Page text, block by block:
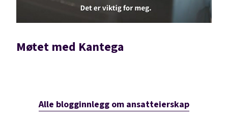
Møtet med Kantega
Alle blogginnlegg om ansatteierskap